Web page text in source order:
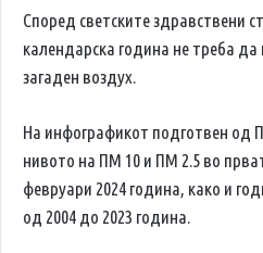
Според светските здравствени
календарска година не треба
загаден воздух.
На инфографикот подготвен од
нивото на ПМ 10 и ПМ 2.5 во
февруари 2024 година, како и
од 2004 до 2023 година.